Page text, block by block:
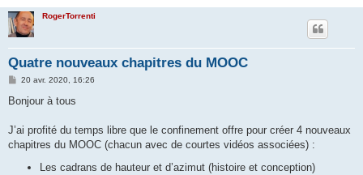
RogerTorrenti
Quatre nouveaux chapitres du MOOC
M
s
g
20 avr. 2020, 16:26
Bonjour à tous
J’ai profité du temps libre que le confinement offre pour créer 4 nouveaux
chapitres du MOOC (chacun avec de courtes vidéos associées) :
Les cadrans de hauteur et d’azimut (histoire et conception)